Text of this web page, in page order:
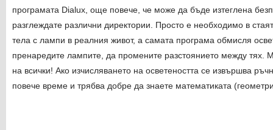
програмата Dialux, още повече, че може да бъде изтеглена
разглеждате различни директории. Просто е необходимо в
тела с лампи в реалния живот, а самата програма обмисля
пренаредите лампите, да промените разстоянието между тях.
на всички! Ако изчисляването на осветеността се извършва
повече време и трябва добре да знаете математиката